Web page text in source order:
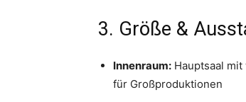
3. Größe &
Innenraum: Hauptsaal
für Großproduktionen